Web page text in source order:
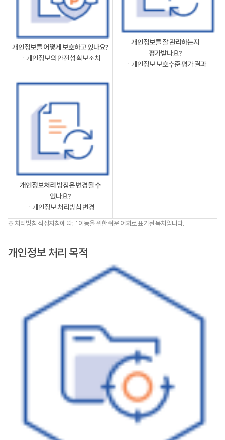
개인정보를 어떻게 보호하고 있나요?
ㆍ개인정보의 안전성 확보조치
개인정보를 잘 관리하는지
평가받나요?
ㆍ개인정보 보호수준 평가 결과
개인정보처리 방침은 변경될 수
있나요?
ㆍ개인정보 처리방침 변경
※ 처리방침 작성지침에 따른 아동을 위한 쉬운 어휘로 표기된 목차입니다.
개인정보 처리 목적